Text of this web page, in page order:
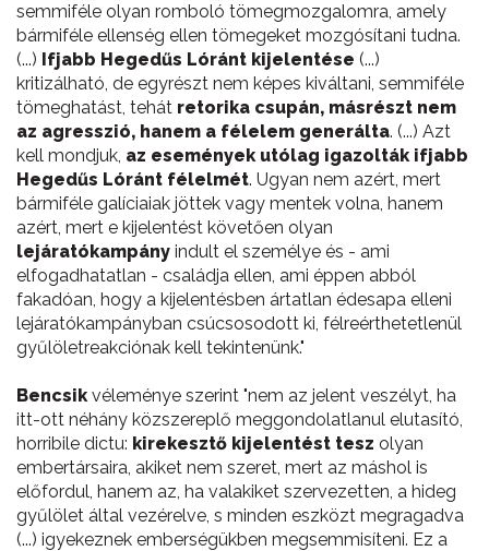
semmiféle olyan romboló tömegmozgalomra, amely
bármiféle ellenség ellen tömegeket mozgósítani tudna.
(...) Ifjabb Hegedűs Lóránt kijelentése (...)
kritizálható, de egyrészt nem képes kiváltani, semmiféle
tömeghatást, tehát retorika csupán, másrészt nem
az agresszió, hanem a félelem generálta. (...) Azt
kell mondjuk, az események utólag igazolták ifjabb
Hegedűs Lóránt félelmét. Ugyan nem azért, mert
bármiféle galíciaiak jöttek vagy mentek volna, hanem
azért, mert e kijelentést követően olyan
lejáratókampány indult el személye és - ami
elfogadhatatlan - családja ellen, ami éppen abból
fakadóan, hogy a kijelentésben ártatlan édesapa elleni
lejáratókampányban csúcsosodott ki, félreérthetetlenül
gyűlöletreakciónak kell tekintenünk."
Bencsikvéleménye szerint "nem az jelent veszélyt, ha
itt-ott néhány közszereplő meggondolatlanul elutasító,
horribile dictu: kirekesztő kijelentést tesz olyan
embertársaira, akiket nem szeret, mert az máshol is
előfordul, hanem az, ha valakiket szervezetten, a hideg
gyűlölet által vezérelve, s minden eszközt megragadva
(...) igyekeznek emberségükben megsemmisíteni. Ez a